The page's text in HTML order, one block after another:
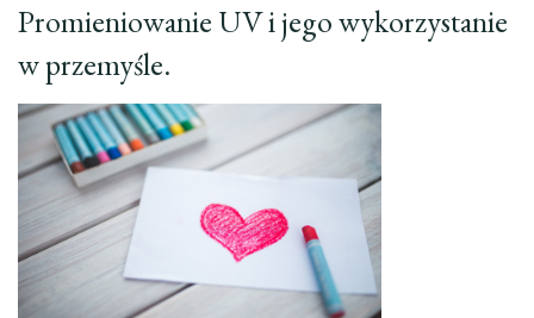
Promieniowanie UV i jego wykorzystanie
w przemyśle.